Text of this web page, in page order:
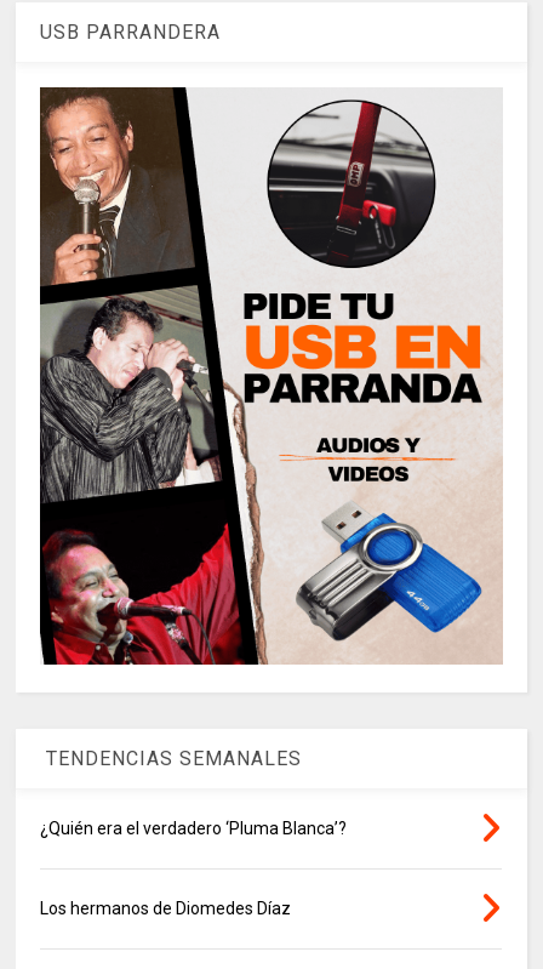
USB PARRANDERA
TENDENCIAS SEMANALES
¿Quién era el verdadero ‘Pluma Blanca’?
Los hermanos de Diomedes Díaz